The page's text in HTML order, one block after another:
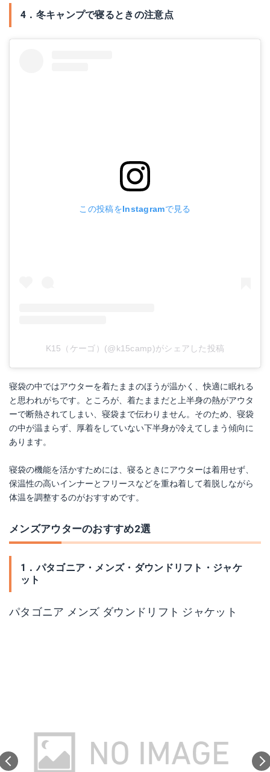
4．冬キャンプで寝るときの注意点
この投稿をInstagramで見る
K15（ケーゴ）(@k15camp)がシェアした投稿
寝袋の中ではアウターを着たままのほうが温かく、快適に眠れる
と思われがちです。ところが、着たままだと上半身の熱がアウタ
ーで断熱されてしまい、寝袋まで伝わりません。そのため、寝袋
の中が温まらず、厚着をしていない下半身が冷えてしまう傾向に
あります。
寝袋の機能を活かすためには、寝るときにアウターは着用せず、
保温性の高いインナーとフリースなどを重ね着して着脱しながら
体温を調整するのがおすすめです。
メンズアウターのおすすめ2選
1．パタゴニア・メンズ・ダウンドリフト・ジャケ
ット
パタゴニア メンズ ダウンドリフト ジャケット